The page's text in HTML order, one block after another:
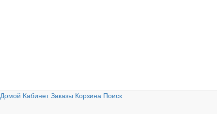
Домой Кабинет Заказы Корзина Поиск